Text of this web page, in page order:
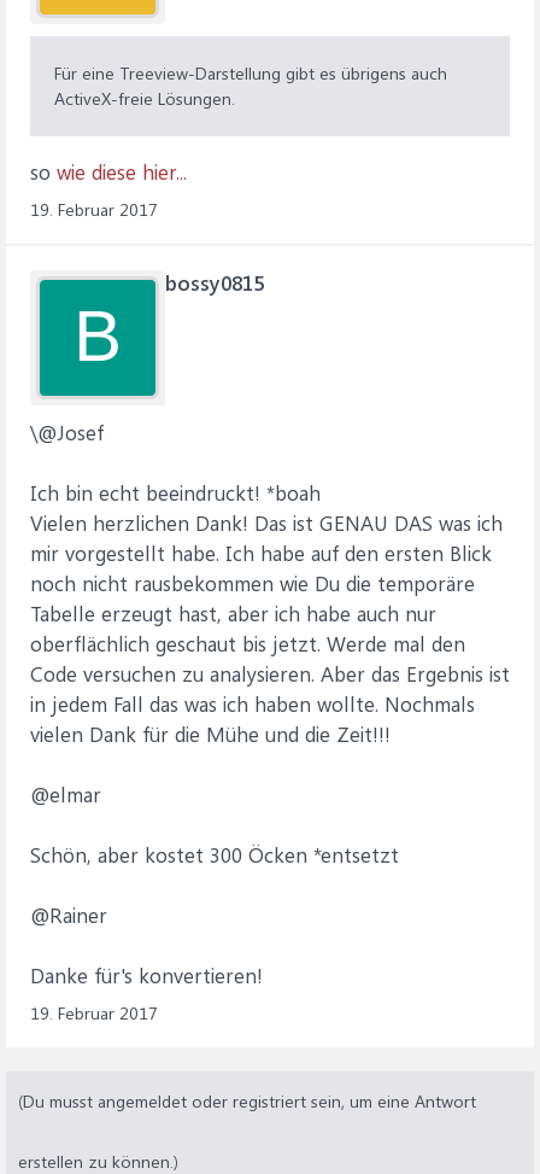
BaugruppenMenge, StrukturMenge)" & _
" Values ('', 0, " & Level0ArtikelID & ", 1, 1)"
FillLevels
End Sub
Dim CurrentLevel As Long
Set db = CurrentDb
"Parameters LevelParam long;" & _
StrukturLevel, ID_Artikel, BaugruppenMenge,
StrukturMenge, Pos, StrukturPos)" & _
" select Nz(S.StrukturCode + '.', '') & Format(Nz(B.Pos,
B.FID_Child), '000'), [LevelParam] + 1, B.FID_Child,
B.Menge, B.Menge * S.StrukturMenge, B.Pos,
Nz(S.StrukturPos + '.', '') & B.Pos" & _
" from TEMP_StrukturStueLi S INNER JOIN tblBauteile B
On B.FID_Parent = S.ID_Artikel" & _
" where S.StrukturLevel = [LevelParam]"
CurrentLevel = 0 ' = nur oberste Bg ist in Temp-Tab
Do
qdf.Execute dbFailOnError
Loop Until qdf.RecordsAffected = 0
Für eine Treeview-Darstellung gibt es übrigens auch
ActiveX-freie Lösungen.
so wie diese hier...
19. Februar 2017
B
bossy0815
\@Josef
Ich bin echt beeindruckt! *boah
Vielen herzlichen Dank! Das ist GENAU DAS was ich
mir vorgestellt habe. Ich habe auf den ersten Blick
noch nicht rausbekommen wie Du die temporäre
Tabelle erzeugt hast, aber ich habe auch nur
oberflächlich geschaut bis jetzt. Werde mal den
Code versuchen zu analysieren. Aber das Ergebnis ist
in jedem Fall das was ich haben wollte. Nochmals
vielen Dank für die Mühe und die Zeit!!!
@elmar
Schön, aber kostet 300 Öcken *entsetzt
@Rainer
Danke für's konvertieren!
19. Februar 2017
(Du musst angemeldet oder registriert sein, um eine Antwort
erstellen zu können.)